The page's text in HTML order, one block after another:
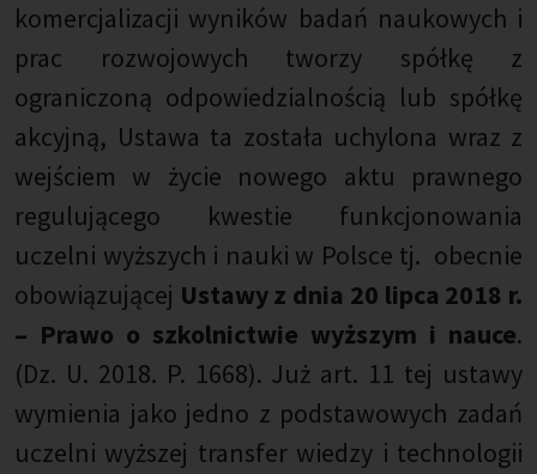
komercjalizacji wyników badań naukowych i
prac rozwojowych tworzy spółkę z
ograniczoną odpowiedzialnością lub spółkę
akcyjną, Ustawa ta została uchylona wraz z
wejściem w życie nowego aktu prawnego
regulującego kwestie funkcjonowania
uczelni wyższych i nauki w Polsce tj. obecnie
obowiązującej Ustawy z dnia 20 lipca 2018 r.
– Prawo o szkolnictwie wyższym i nauce.
(Dz. U. 2018. P. 1668). Już art. 11 tej ustawy
wymienia jako jedno z podstawowych zadań
uczelni wyższej transfer wiedzy i technologii